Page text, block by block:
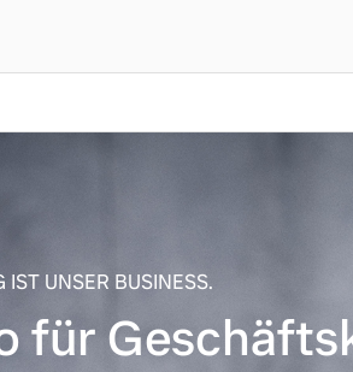
IST UNSER BUSINESS.
für